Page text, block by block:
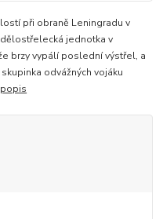
při obraně Leningradu v
dělostřelecká jednotka v
brzy vypálí poslední výstřel, a
odvážných vojáku